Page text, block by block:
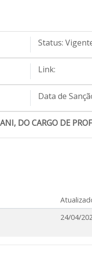
Status:
Link:
Data de
DO CARGO DE
24/04/